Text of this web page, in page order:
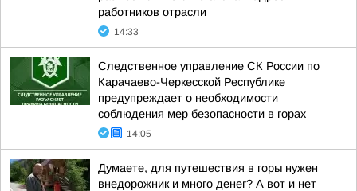
работников отрасли
14:33
Следственное управление СК России по
Карачаево-Черкесской Республике
предупреждает о необходимости
соблюдения мер безопасности в горах
14:05
Думаете, для путешествия в горы нужен
внедорожник и много денег? А вот и нет